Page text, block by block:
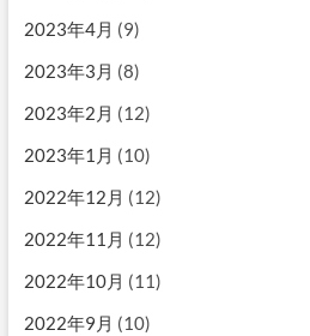
2023年4月 (9)
2023年3月 (8)
2023年2月 (12)
2023年1月 (10)
2022年12月 (12)
2022年11月 (12)
2022年10月 (11)
2022年9月 (10)